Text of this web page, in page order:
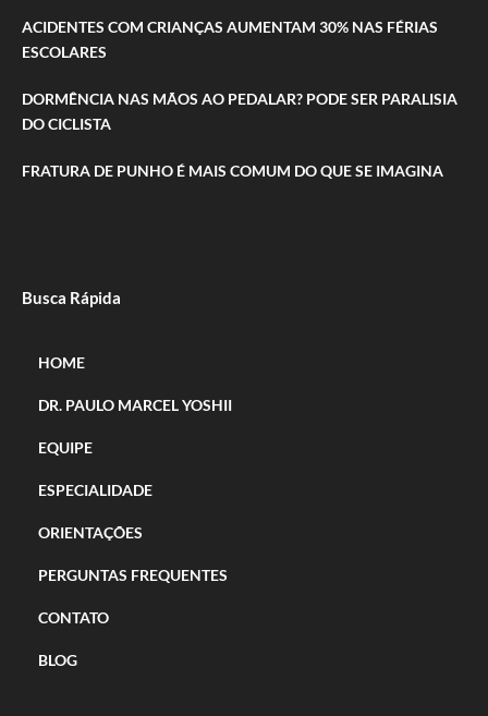
ACIDENTES COM CRIANÇAS AUMENTAM 30% NAS FÉRIAS
ESCOLARES
DORMÊNCIA NAS MÃOS AO PEDALAR? PODE SER PARALISIA
DO CICLISTA
FRATURA DE PUNHO É MAIS COMUM DO QUE SE IMAGINA
Busca Rápida
HOME
DR. PAULO MARCEL YOSHII
EQUIPE
ESPECIALIDADE
ORIENTAÇÕES
PERGUNTAS FREQUENTES
CONTATO
BLOG